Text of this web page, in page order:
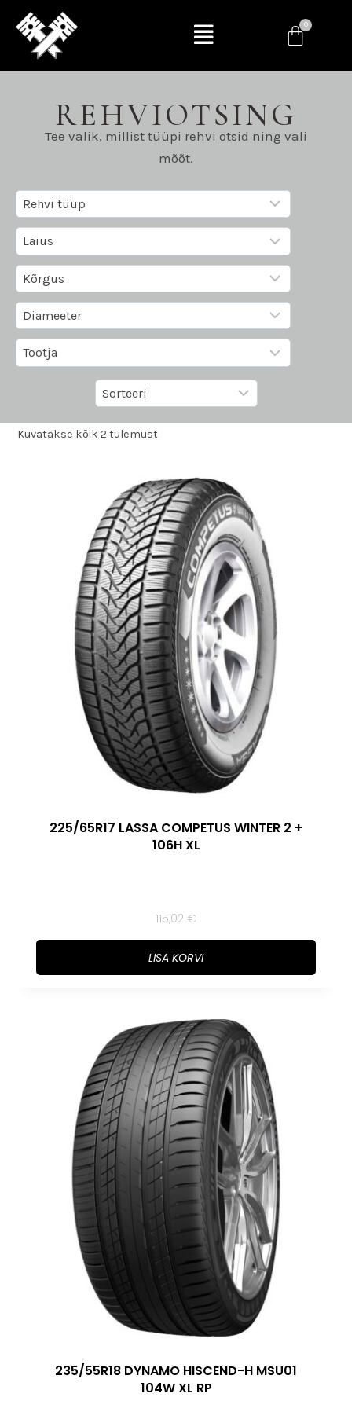
REHVIOTSING
Tee valik, millist tüüpi rehvi otsid ning vali
mõõt.
Kuvatakse kõik 2 tulemust
225/65R17 LASSA COMPETUS WINTER 2 +
106H XL
115,02 €
LISA KORVI
235/55R18 DYNAMO HISCEND-H MSU01
104W XL RP